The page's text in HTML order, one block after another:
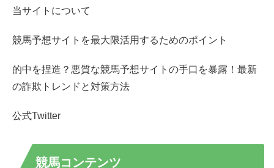
当サイトについて
競馬予想サイトを最大限活用するためのポイント
的中を捏造？悪質な競馬予想サイトの手口を暴露！最新
の詐欺トレンドと対策方法
公式Twitter
競馬コンテンツ